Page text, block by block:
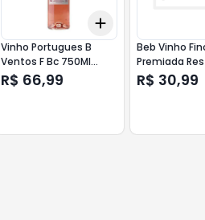
Add
Vinho Portugues B
Ventos F Bc 750Ml
Fresh Rose
R$ 66,99
Beb Vinho
Premiada
750Ml
Suave
R$ 30,99